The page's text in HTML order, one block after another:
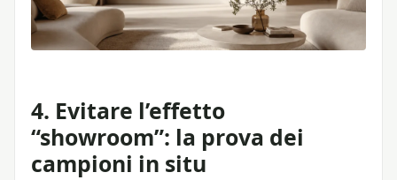
4. Evitare l’effetto
“showroom”: la prova dei
campioni in situ